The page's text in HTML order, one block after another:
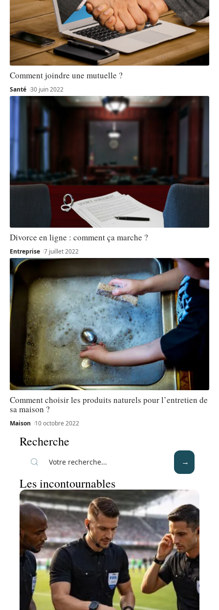
Comment joindre une mutuelle ?
Santé 30 juin 2022
Divorce en ligne : comment ça marche ?
Entreprise 7 juillet 2022
Comment choisir les produits naturels pour l’entretien de
sa maison ?
Maison 10 octobre 2022
Recherche
Les incontournables